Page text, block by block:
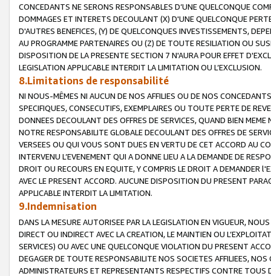
CONCEDANTS NE SERONS RESPONSABLES D’UNE QUELCONQUE
DOMMAGES ET INTERETS DECOULANT (X) D'UNE QUELCONQUE
D'AUTRES BENEFICES, (Y) DE QUELCONQUES INVESTISSEMENTS,
AU PROGRAMME PARTENAIRES OU (Z) DE TOUTE RESILIATION OU
DISPOSITION DE LA PRESENTE SECTION 7 N'AURA POUR EFFET
LEGISLATION APPLICABLE INTERDIT LA LIMITATION OU L’EXCLUSION.
8.Limitations de responsabilité
NI NOUS-MÊMES NI AUCUN DE NOS AFFILIES OU DE NOS
SPECIFIQUES, CONSECUTIFS, EXEMPLAIRES OU TOUTE PERTE DE
DONNEES DECOULANT DES OFFRES DE SERVICES, QUAND BIEN
NOTRE RESPONSABILITE GLOBALE DECOULANT DES OFFRES DE
VERSEES OU QUI VOUS SONT DUES EN VERTU DE CET ACCORD AU
INTERVENU L’EVENEMENT QUI A DONNE LIEU A LA DEMANDE DE
DROIT OU RECOURS EN EQUITE, Y COMPRIS LE DROIT A DEMANDER
AVEC LE PRESENT ACCORD. AUCUNE DISPOSITION DU PRESENT
APPLICABLE INTERDIT LA LIMITATION.
9.Indemnisation
DANS LA MESURE AUTORISEE PAR LA LEGISLATION EN VIGUEUR,
DIRECT OU INDIRECT AVEC LA CREATION, LE MAINTIEN OU
SERVICES) OU AVEC UNE QUELCONQUE VIOLATION DU PRESENT
DEGAGER DE TOUTE RESPONSABILITE NOS SOCIETES AFFILIEES,
ADMINISTRATEURS ET REPRESENTANTS RESPECTIFS CONTRE